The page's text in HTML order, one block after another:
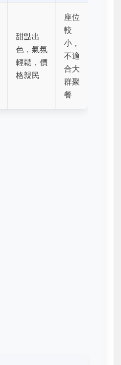
甜點出
色，氣氛
輕鬆，價
格親民
座位
較
小，
不適
合大
群聚
餐